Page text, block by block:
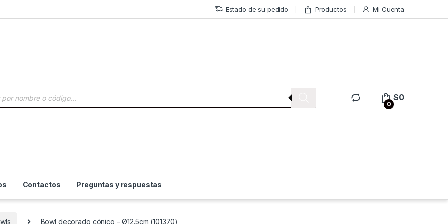
Estado de su pedido Productos Mi Cuenta
de productos
0
$0
Contactos Preguntas y respuestas
Bowl decorado cónico – Ø12.5cm (101370)